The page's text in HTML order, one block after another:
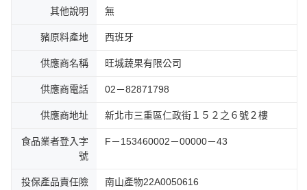
其他說明 無
豬原料產地 西班牙
供應商名稱 旺城蔬果有限公司
供應商電話 02－82871798
供應商地址 新北市三重區仁政街１５２之６號２樓
食品業者登入字
號
F－153460002－00000－43
投保產品責任險
南山產物22A0050616